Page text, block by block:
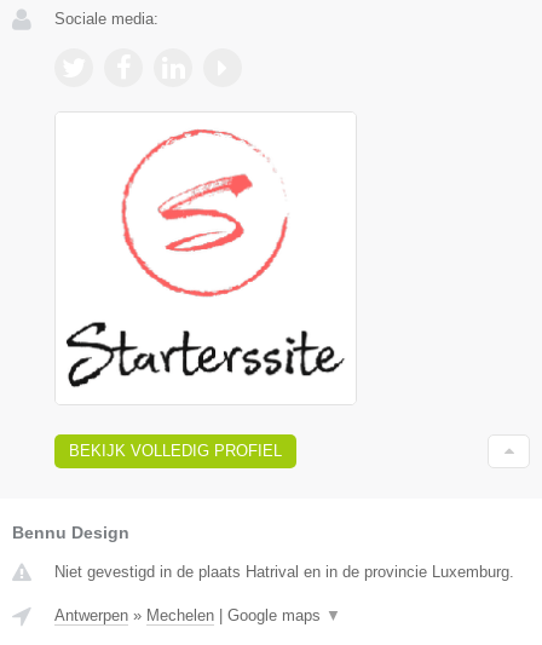
Sociale media:
BEKIJK VOLLEDIG PROFIEL
Bennu Design
Niet gevestigd in de plaats Hatrival en in de provincie Luxemburg.
Antwerpen » Mechelen Google maps ▼